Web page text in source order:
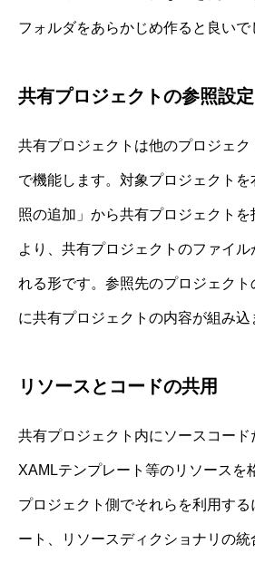
フォルダをあらかじめ作ると良いで
共有プロジェクトの参照設定
共有プロジェクトは他のプロジェク
で機能します。対象プロジェクト
照の追加」から共有プロジェクト
より、共有プロジェクトのファイル
れる形です。参照先のプロジェク
に共有プロジェクトの内容が組み込
リソースとコードの共用
共有プロジェクト内にソースコード
XAMLテンプレート等のリソースを
プロジェクト側でそれらを利用す
ート、リソースディクショナリの